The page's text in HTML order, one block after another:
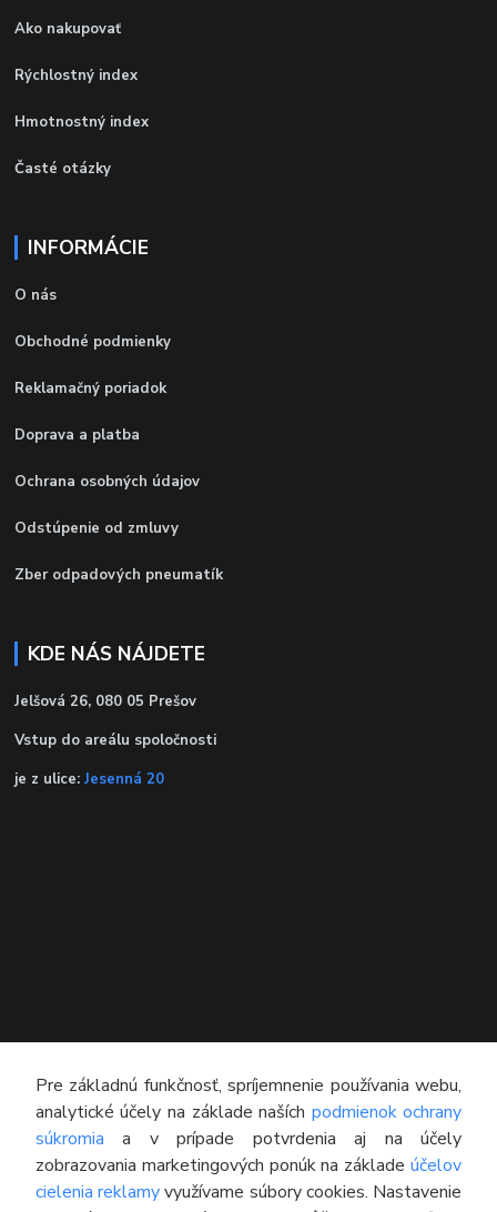
Ako nakupovať
Rýchlostný index
Hmotnostný index
Časté otázky
INFORMÁCIE
O nás
Obchodné podmienky
Reklamačný poriadok
Doprava a platba
Ochrana osobných údajov
Odstúpenie od zmluvy
Zber odpadových pneumatík
KDE NÁS NÁJDETE
Jelšová 26, 080 05 Prešov
Vstup do areálu spoločnosti
je z ulice: Jesenná 20
KONTAKT
Technický poradca
0948 609 608
(Po-Pia, 8:00-16:30)
Pre základnú funkčnosť, spríjemnenie používania webu,
analytické účely na základe naších podmienok ochrany
súkromia a v prípade potvrdenia aj na účely
zobrazovania marketingových ponúk na základeúčelov
cielenia reklamyvyužívame súbory cookies. Nastavenie